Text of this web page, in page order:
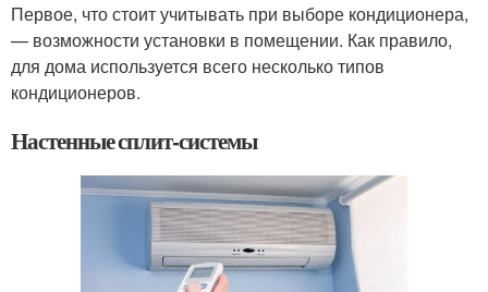
Первое, что стоит учитывать при выборе кондиционера,
— возможности установки в помещении. Как правило,
для дома используется всего несколько типов
кондиционеров.
Настенные сплит-системы